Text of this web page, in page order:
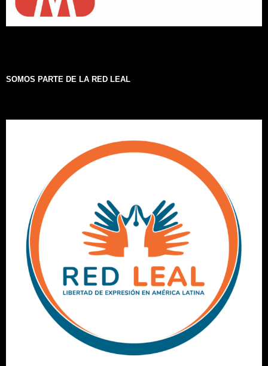
SOMOS PARTE DE LA RED LEAL